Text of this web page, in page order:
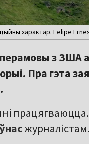
характар. Felipe
з ЗША
Пра гэта
журналістам.